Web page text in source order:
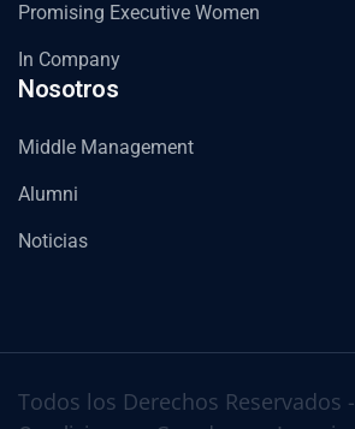
Promising Executive Women
In Company
Nosotros
Middle Management
Alumni
Noticias
Todos los Derechos Reservados -